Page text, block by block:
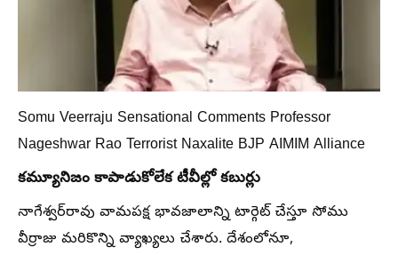
Somu Veerraju Sensational Comments Professor
Nageshwar Rao Terrorist Naxalite BJP AIMIM Alliance
కమ్యూనిజం కాపాడుకోలేక టీవీల్లో కబుర్లు
నాగేశ్వర్‌రావు వామపక్ష భావజాలాన్ని టార్గెట్ చేస్తూ సోము
వీర్రాజు మరికొన్ని వ్యాఖ్యలు చేశారు. దేశంలోనూ,